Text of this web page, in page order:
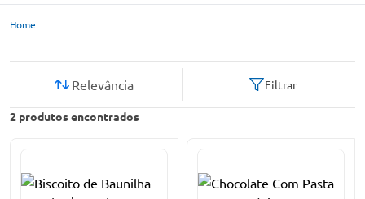
Sam’s Club – Faça suas compras online
Home
2 produtos encontrados
Relevância Filtrar